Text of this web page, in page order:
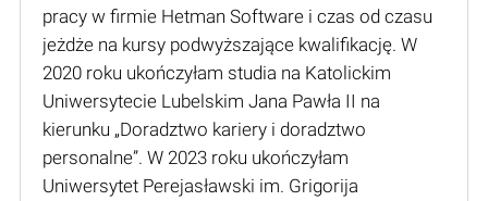
pracy w firmie Hetman Software i czas od czasu
jeżdże na kursy podwyższające kwalifikację. W
2020 roku ukończyłam studia na Katolickim
Uniwersytecie Lubelskim Jana Pawła II na
kierunku „Doradztwo kariery i doradztwo
personalne”. W 2023 roku ukończyłam
Uniwersytet Perejasławski im. Grigorija